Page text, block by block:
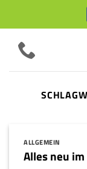
ALLGEMEIN
Alles neu